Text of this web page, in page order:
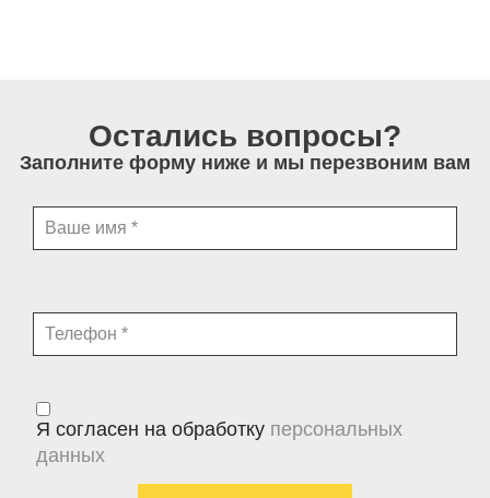
Остались вопросы?
Заполните форму ниже и мы перезвоним вам
Я согласен на обработку персональных
данных